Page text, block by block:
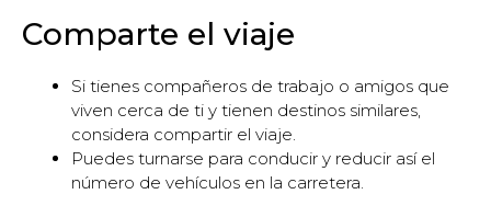
Comparte el viaje
Si tienes compañeros de trabajo o amigos que
viven cerca de ti y tienen destinos similares,
considera compartir el viaje.
Puedes turnarse para conducir y reducir así el
número de vehículos en la carretera.